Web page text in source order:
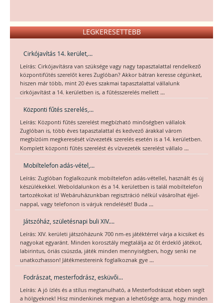
LEGKERESETTEBB
Cirkójavítás 14. kerület,...
Leírás: Cirkójavításra van szüksége vagy nagy tapasztalattal rendelkező
központifűtés szerelőt keres Zuglóban? Akkor bátran keresse cégünket,
hiszen már több, mint 20 éves szakmai tapasztalattal vállalunk
cirkójavítást a 14. kerületben is, a fűtésszerelés mellett ...
Központi fűtés szerelés,...
Leírás: Központi fűtés szerelést megbízható minőségben vállalok
Zuglóban is, több éves tapasztalattal és kedvező árakkal várom
megbízóim megkeresését vízvezeték szerelés esetén is a 14. kerületben.
Komplett központi fűtés szerelést és vízvezeték szerelést vállalo ...
Mobiltelefon adás-vétel,...
Leírás: Zuglóban foglalkozunk mobiltelefon adás-vétellel, használt és új
készülékekkel. Weboldalunkon és a 14. kerületben is talál mobiltelefon
tartozékokat is! Webáruházunkban regisztráció nélkül vásárolhat éjjel-
nappal, vagy telefonon is várjuk rendelését! Buda ...
Játszóház, születésnapi buli XIV....
Leírás: XIV. kerületi játszóházunk 700 nm-es játéktérrel várja a kicsiket és
nagyokat egyaránt. Minden korosztály megtalálja az őt érdeklő játékot,
labirintus, óriás csúszda, játék minden mennyiségben, hogy senki ne
unatkozhasson! Játékmestereink foglalkoznak gye ...
Fodrászat, mesterfodrász, esküvői...
Leírás: A jó ízlés és a stílus megtanulható, a Mesterfodrászat ebben segít
a hölgyeknek! Hisz mindenkinek megvan a lehetősége arra, hogy minden